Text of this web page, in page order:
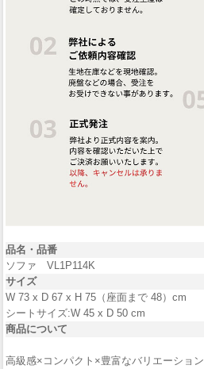
品名・品番
ソファ VL1P114K
サイズ
W 73 x D 67 x H 75（座面まで 48）cm
シートサイズ:W 45 x D 50 cm
商品について
高級感×コンパクト×豊富なバリエーション